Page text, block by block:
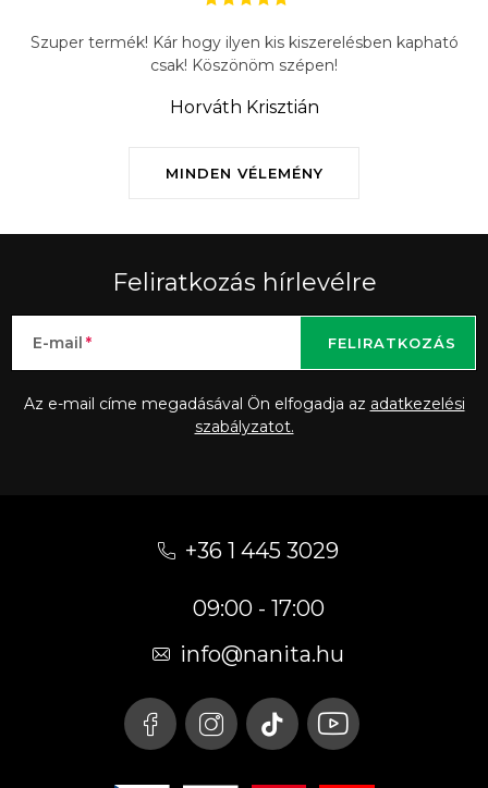
MINDEN VÉLEMÉNY
Szuper termék! Kár hogy ilyen kis kiszerelésben kapható
csak! Köszönöm szépen!
Horváth Krisztián
Feliratkozás hírlevélre
E-mail
Az e-mail címe megadásával Ön elfogadja az adatkezelési
szabályzatot.
FELIRATKOZÁS
+36 1 445 3029
09:00 - 17:00
info@nanita.hu